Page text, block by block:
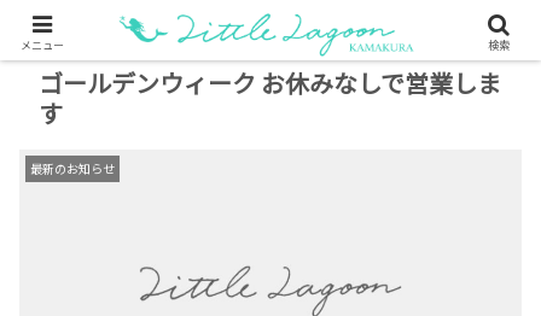
ゴールデンウィーク お休みなしで営業しま
す
最新のお知らせ
メニュー 検索